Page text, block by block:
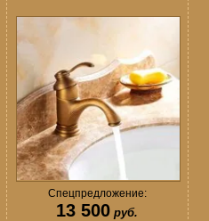
Спецпредложение:
13 500 руб.